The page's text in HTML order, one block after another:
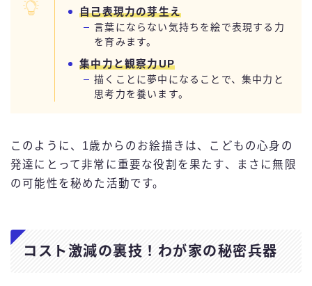
自己表現力の芽生え
言葉にならない気持ちを絵で表現する力
を育みます。
集中力と観察力UP
描くことに夢中になることで、集中力と
思考力を養います。
このように、1歳からのお絵描きは、こどもの心身の
発達にとって非常に重要な役割を果たす、まさに無限
の可能性を秘めた活動です。
コスト激減の裏技！わが家の秘密兵器